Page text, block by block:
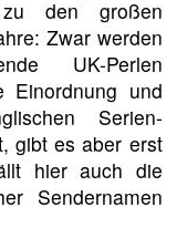
den großen
Zwar werden
UK-Perlen
Einordnung und
Serien-
gibt es aber erst
hier auch die
Sendernamen